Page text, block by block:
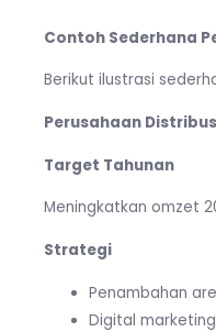
Contoh Sederhana
Berikut ilustrasi
Perusahaan
Target Tahunan
Meningkatkan omzet
Strategi
Penambahan
Digital marketing